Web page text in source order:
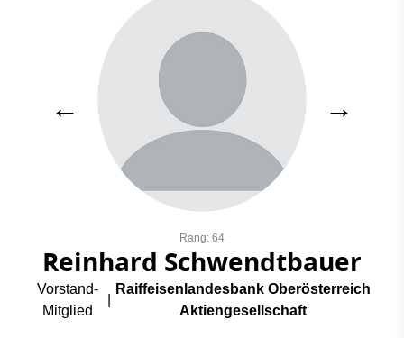
← →
Rang: 64
Reinhard Schwendtbauer
Vorstand-
Mitglied
Raiffeisenlandesbank Oberösterreich
Aktiengesellschaft